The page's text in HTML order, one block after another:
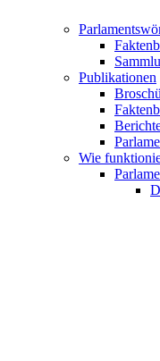
Publikationen
Wie